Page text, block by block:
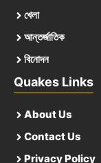
খেলা
আন্তর্জাতিক
বিনোদন
Quakes Links
About Us
Contact Us
Privacy Policy